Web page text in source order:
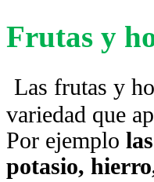
Frutas y
Las frutas y
variedad que
Por ejemplo
potasio,